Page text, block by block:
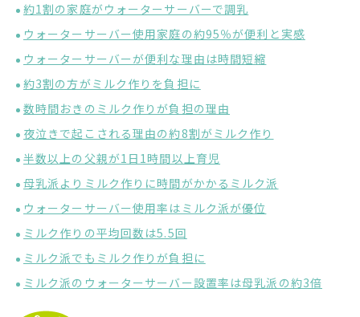
約1割の家庭がウォーターサーバーで調乳
ウォーターサーバー使用家庭の約95％が便利と実感
ウォーターサーバーが便利な理由は時間短縮
約3割の方がミルク作りを負担に
数時間おきのミルク作りが負担の理由
夜泣きで起こされる理由の約8割がミルク作り
半数以上の父親が1日1時間以上育児
母乳派よりミルク作りに時間がかかるミルク派
ウォーターサーバー使用率はミルク派が優位
ミルク作りの平均回数は5.5回
ミルク派でもミルク作りが負担に
ミルク派のウォーターサーバー設置率は母乳派の約3倍